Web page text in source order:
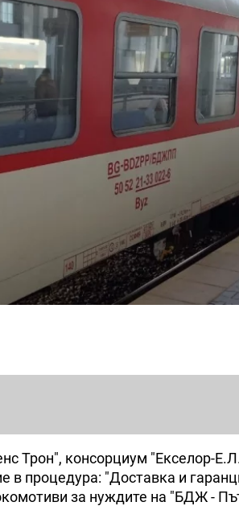
Трон", консорциум "Екселор-
в процедура: "Доставка и
за нуждите на "БДЖ -